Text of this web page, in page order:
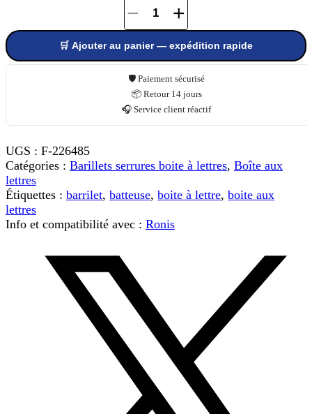
quantité
de
Serrure
à
came
batteuse
RONIS
1160A
− +
🛒 Ajouter au panier — expédition rapide
🛡️ Paiement sécurisé
📦 Retour 14 jours
🎧 Service client réactif
UGS : F-226485
Catégories : Barillets serrures boite à lettres, Boîte aux
lettres
Étiquettes : barrilet, batteuse, boite à lettre, boite aux
lettres
Info et compatibilité avec : Ronis